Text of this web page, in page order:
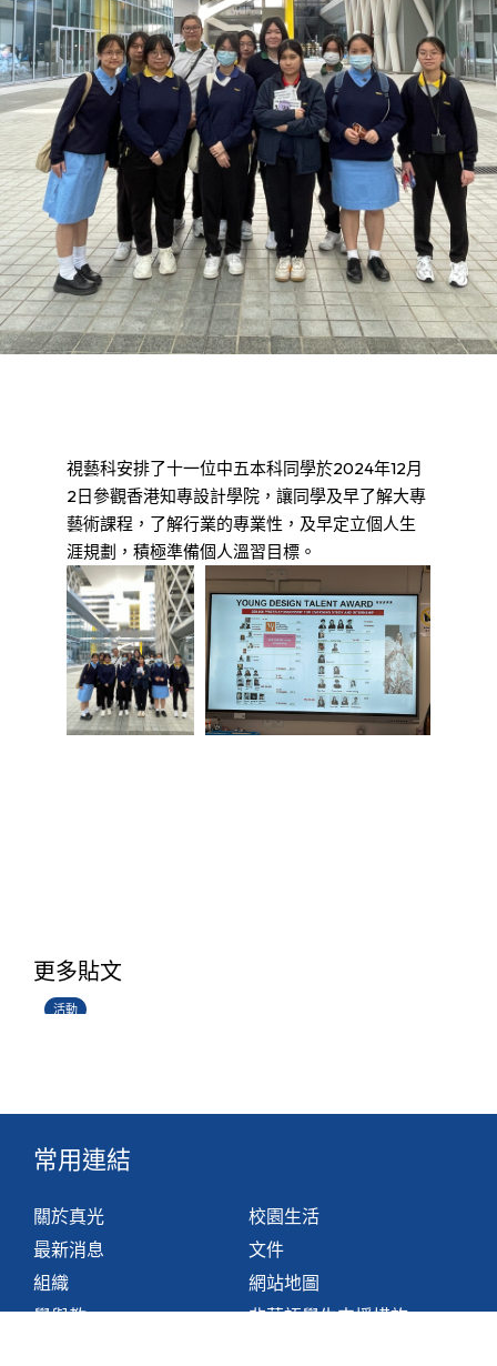
視藝科安排了十一位中五本科同學於2024年12月
2日參觀香港知專設計學院，讓同學及早了解大專
藝術課程，了解行業的專業性，及早定立個人生
涯規劃，積極準備個人溫習目標。
更多貼文
活動
28/06/2026
常用連結
關於真光
最新消息
組織
學與教
校園生活
文件
網站地圖
非華語學生支援措施